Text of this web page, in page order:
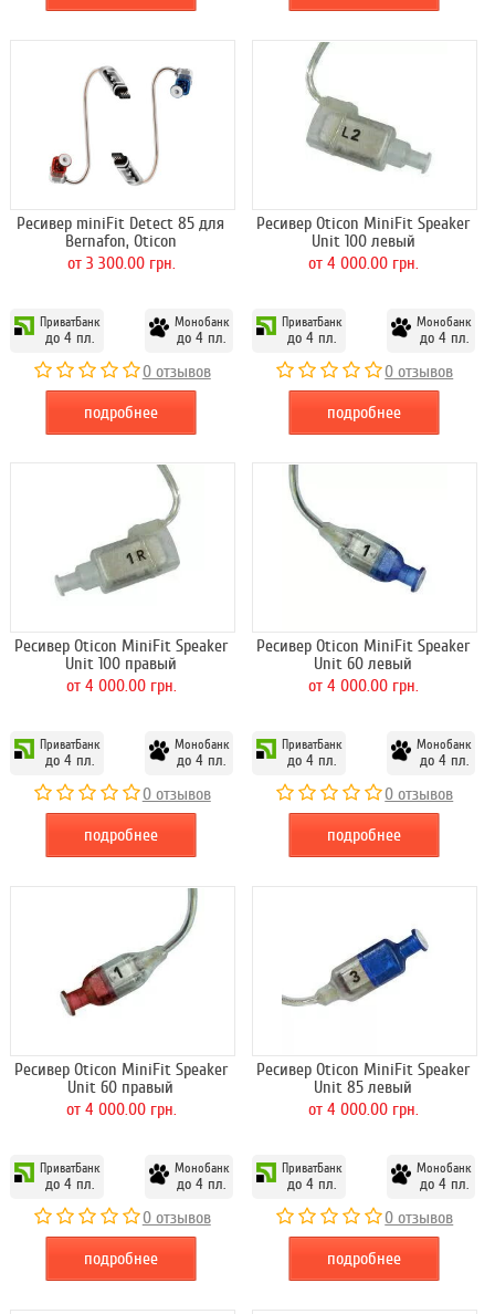
Ресивер miniFit Detect 85 для
Bernafon, Oticon
от 3 300.00 грн.
ПриватБанк
до 4 пл.
Монобанк
до 4 пл.
0 отзывов
подробнее
Ресивер Oticon MiniFit Speaker
Unit 100 левый
от 4 000.00 грн.
ПриватБанк
до 4 пл.
Монобанк
до 4 пл.
0 отзывов
подробнее
Ресивер Oticon MiniFit Speaker
Unit 100 правый
от 4 000.00 грн.
ПриватБанк
до 4 пл.
Монобанк
до 4 пл.
0 отзывов
подробнее
Ресивер Oticon MiniFit Speaker
Unit 60 левый
от 4 000.00 грн.
ПриватБанк
до 4 пл.
Монобанк
до 4 пл.
0 отзывов
подробнее
Ресивер Oticon MiniFit Speaker
Unit 60 правый
от 4 000.00 грн.
ПриватБанк
до 4 пл.
Монобанк
до 4 пл.
0 отзывов
подробнее
Ресивер Oticon MiniFit Speaker
Unit 85 левый
от 4 000.00 грн.
ПриватБанк
до 4 пл.
Монобанк
до 4 пл.
0 отзывов
подробнее